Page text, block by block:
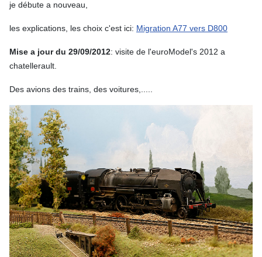
je débute a nouveau,
les explications, les choix c'est ici: Migration A77 vers D800
Mise a jour du 29/09/2012: visite de l'euroModel's 2012 a
chatellerault.
Des avions des trains, des voitures,.....